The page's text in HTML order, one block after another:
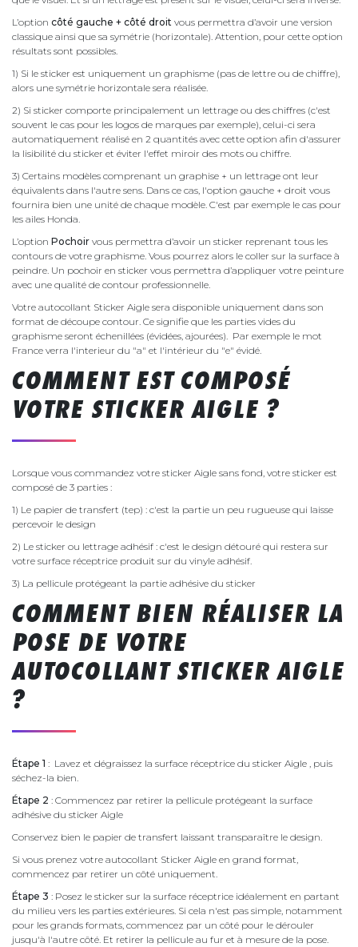
L’option côté gauche + côté droit vous permettra d’avoir une version
classique ainsi que sa symétrie (horizontale). Attention, pour cette option
résultats sont possibles.
1) Si le sticker est uniquement un graphisme (pas de lettre ou de chiffre),
alors une symétrie horizontale sera réalisée.
2) Si sticker comporte principalement un lettrage ou des chiffres (c'est
souvent le cas pour les logos de marques par exemple), celui-ci sera
automatiquement réalisé en 2 quantités avec cette option afin d'assurer
la lisibilité du sticker et éviter l'effet miroir des mots ou chiffre.
3) Certains modèles comprenant un graphise + un lettrage ont leur
équivalents dans l'autre sens. Dans ce cas, l'option gauche + droit vous
fournira bien une unité de chaque modèle. C'est par exemple le cas pour
les ailes Honda.
L’option Pochoir vous permettra d’avoir un sticker reprenant tous les
contours de votre graphisme. Vous pourrez alors le coller sur la surface à
peindre. Un pochoir en sticker vous permettra d’appliquer votre peinture
avec une qualité de contour professionnelle.
Votre autocollant Sticker Aigle sera disponible uniquement dans son
format de découpe contour. Ce signifie que les parties vides du
graphisme seront échenillées (évidées, ajourées). Par exemple le mot
France verra l'interieur du "a" et l'intérieur du "e" évidé.
COMMENT EST COMPOSÉ
VOTRE STICKER AIGLE ?
Lorsque vous commandez votre sticker Aigle sans fond, votre sticker est
composé de 3 parties :
1) Le papier de transfert (tep) : c'est la partie un peu rugueuse qui laisse
percevoir le design
2) Le sticker ou lettrage adhésif : c'est le design détouré qui restera sur
votre surface réceptrice produit sur du vinyle adhésif.
3) La pellicule protégeant la partie adhésive du sticker
COMMENT BIEN RÉALISER LA
POSE DE VOTRE
AUTOCOLLANT STICKER AIGLE
?
Étape 1 : Lavez et dégraissez la surface réceptrice du sticker Aigle , puis
séchez-la bien.
Étape 2 : Commencez par retirer la pellicule protégeant la surface
adhésive du sticker Aigle
Conservez bien le papier de transfert laissant transparaître le design.
Si vous prenez votre autocollant Sticker Aigle en grand format,
commencez par retirer un côté uniquement.
Étape 3 : Posez le sticker sur la surface réceptrice idéalement en partant
du milieu vers les parties extérieures. Si cela n'est pas simple, notamment
pour les grands formats, commencez par un côté pour le dérouler
jusqu'à l'autre côté. Et retirer la pellicule au fur et à mesure de la pose.